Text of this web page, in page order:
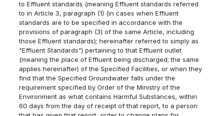
to Effluent standards (meaning Effluent standards referred
to in Article 3, paragraph (1) (in cases when Effluent
standards are to be specified in accordance with the
provisions of paragraph (3) of the same Article, including
those Effluent standards); hereinafter referred to simply as
"Effluent Standards") pertaining to that Effluent outlet
(meaning the place of Effluent being discharged; the same
applies hereinafter) of the Specified Facilities, or when they
find that the Specified Groundwater falls under the
requirement specified by Order of the Ministry of the
Environment as what contains Harmful Substances, within
60 days from the day of receipt of that report, to a person